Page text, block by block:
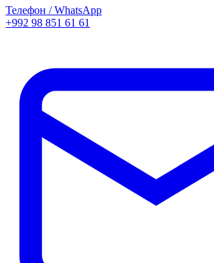
Телефон / WhatsApp
+992 98 851 61 61